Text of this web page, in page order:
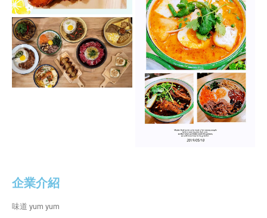
企業介紹
味道 yum yum